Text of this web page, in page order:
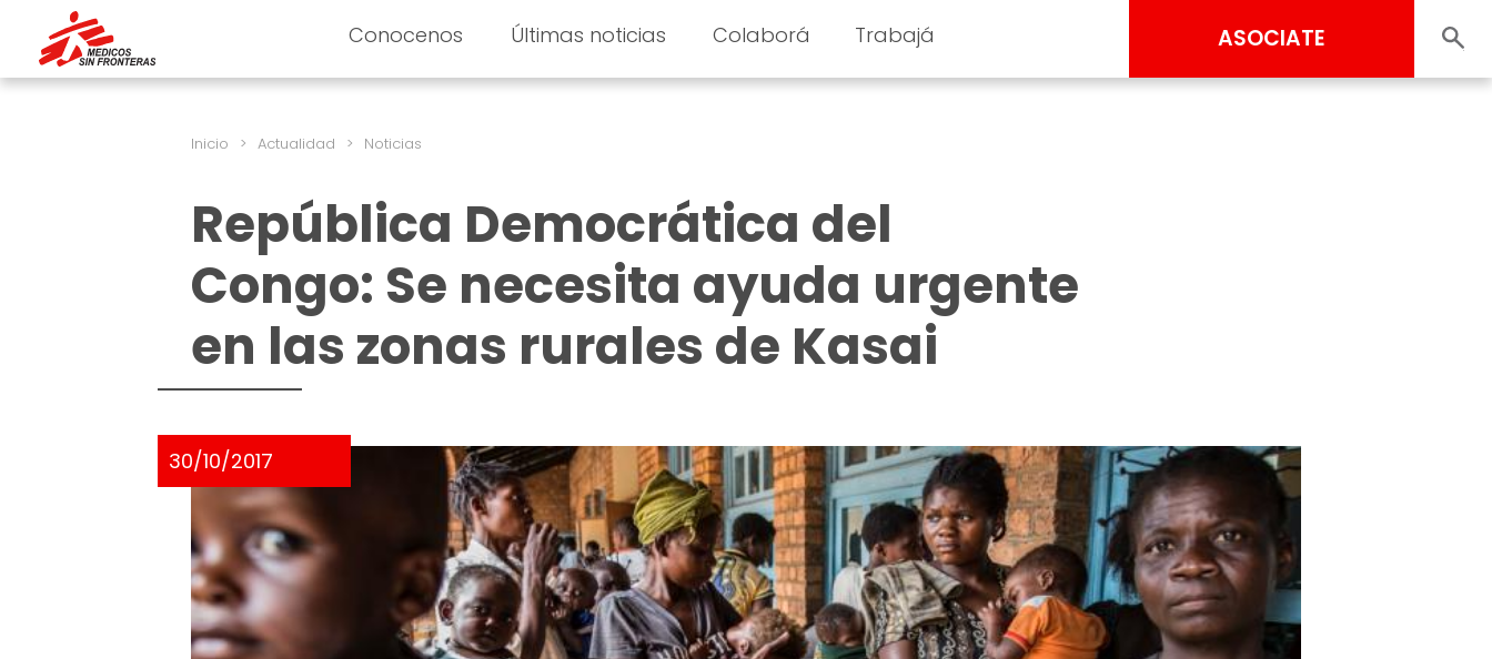
Conocenos Últimas noticias Colaborá Trabajá ASOCIATE
Inicio > Actualidad > Noticias
República Democrática del
Congo: Se necesita ayuda urgente
en las zonas rurales de Kasai
30/10/2017